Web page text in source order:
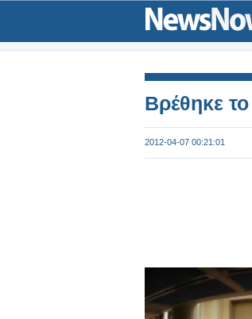
Βρέθηκε
2012-04-07 00:21:01